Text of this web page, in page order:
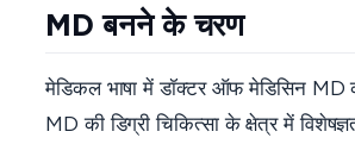
MD बनने के चरण
मेडिकल भाषा में डॉक्टर ऑफ मेडिसिन MD
MD की डिग्री चिकित्सा के क्षेत्र में